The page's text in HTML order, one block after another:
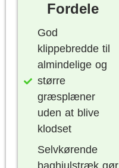
Fordele
God
klippebredde til
almindelige og
større
græsplæner
uden at blive
klodset
Selvkørende
baghjulstræk gør